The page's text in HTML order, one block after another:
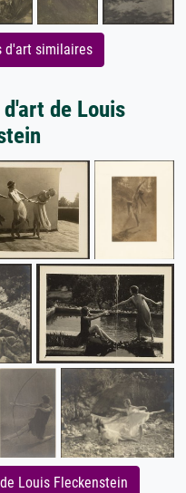
d'art similaires
de Louis
Louis Fleckenstein